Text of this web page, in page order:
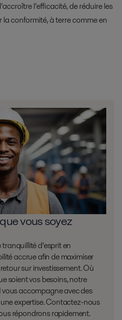
l’efficacité, de réduire les
la conformité, à terre comme en
vous soyez
d’esprit en
accrue afin de maximiser
sur investissement. Où
soient vos besoins, notre
accompagne avec des
expertise. Contactez-nous
répondrons rapidement.